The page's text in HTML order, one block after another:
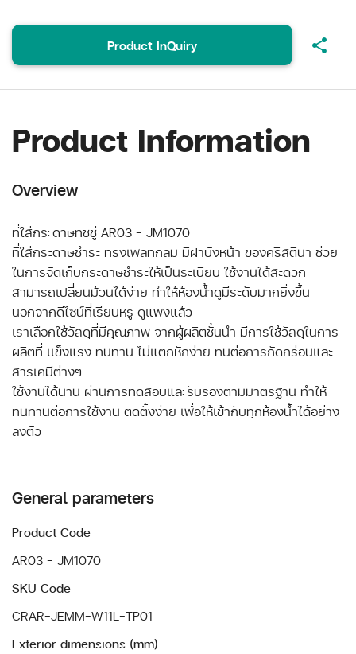
Product InQuiry share
Product Information
Overview
ที่ใส่กระดาษทิชชู่ AR03 - JM1070
ที่ใส่กระดาษชำระ ทรงเพลทกลม มีฝาบังหน้า ของคริสตินา ช่วย
ในการจัดเก็บกระดาษชำระให้เป็นระเบียบ ใช้งานได้สะดวก
สามารถเปลี่ยนม้วนได้ง่าย ทำให้ห้องน้ำดูมีระดับมากยิ่งขึ้น
นอกจากดีไซน์ที่เรียบหรู ดูแพงแล้ว
เราเลือกใช้วัสดุที่มีคุณภาพ จากผู้ผลิตชั้นนำ มีการใช้วัสดุในการ
ผลิตที่ เเข็งแรง ทนทาน ไม่แตกหักง่าย ทนต่อการกัดกร่อนและ
สารเคมีต่างๆ
ใช้งานได้นาน ผ่านการทดสอบและรับรองตามมาตรฐาน ทำให้
ทนทานต่อการใช้งาน ติดตั้งง่าย เพื่อให้เข้ากับทุกห้องน้ำได้อย่าง
ลงตัว
General parameters
Product Code
AR03 - JM1070
SKU Code
CRAR-JEMM-W11L-TP01
Exterior dimensions (mm)